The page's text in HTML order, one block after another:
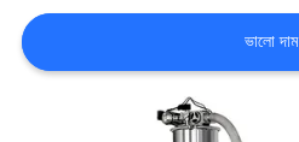
উদ্ধৃতির
ভালো দাম